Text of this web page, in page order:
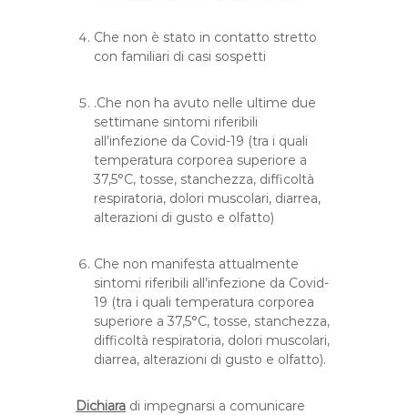
Che non è stato in contatto stretto
con familiari di casi sospetti
.Che non ha avuto nelle ultime due
settimane sintomi riferibili
all’infezione da Covid-19 (tra i quali
temperatura corporea superiore a
37,5°C, tosse, stanchezza, difficoltà
respiratoria, dolori muscolari, diarrea,
alterazioni di gusto e olfatto)
Che non manifesta attualmente
sintomi riferibili all’infezione da Covid-
19 (tra i quali temperatura corporea
superiore a 37,5°C, tosse, stanchezza,
difficoltà respiratoria, dolori muscolari,
diarrea, alterazioni di gusto e olfatto).
Dichiara di impegnarsi a comunicare